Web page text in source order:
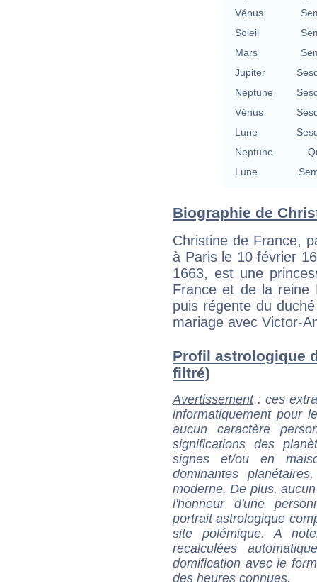
Vénus
Soleil
Mars
Jupiter
Neptune
Vénus
Lune
Neptune
Lune
Biographie de
Christine de France,
à Paris le 10 février
1663, est une
France et de la reine
puis régente du
mariage avec Victor-
Profil astrologique
filtré)
Avertissement: ces
informatiquement pour
aucun caractère
significations des
signes et/ou en
dominantes
moderne. De plus,
l'honneur d'une
portrait astrologique
site polémique. A
recalculées
domification avec le
des heures connues.